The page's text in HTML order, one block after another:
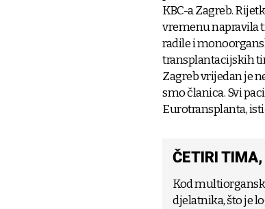
KBC-a Zagreb.
vremenu napravila
radile i
transplantacijskih
Zagreb vrijedan je
smo članica. Svi
Eurotransplanta,
ČETIRI
Kod
djelatnika, što je